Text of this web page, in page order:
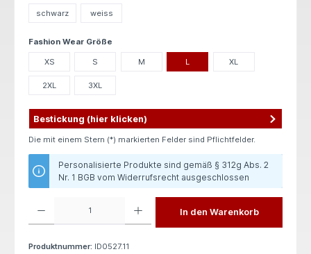
schwarz weiss
Fashion Wear Größe
XS S M L XL
2XL 3XL
Bestickung (hier klicken)
Die mit einem Stern (*) markierten Felder sind Pflichtfelder.
Personalisierte Produkte sind gemäß § 312g Abs. 2
Nr. 1 BGB vom Widerrufsrecht ausgeschlossen
In den Warenkorb
Produktnummer: ID0527.11